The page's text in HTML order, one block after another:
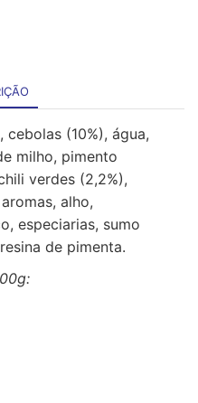
cebolas (10%), água,
milho, pimento
verdes (2,2%),
alho,
especiarias, sumo
de pimenta.